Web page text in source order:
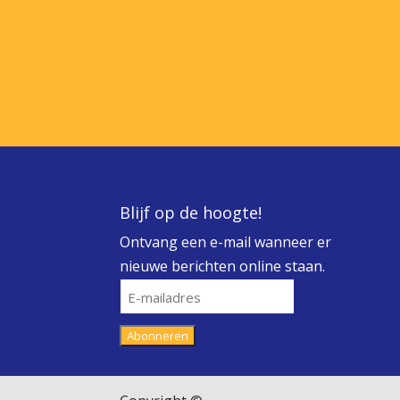
Blijf op de hoogte!
Ontvang een e-mail wanneer er
nieuwe berichten online staan.
E-
mailadres
Abonneren